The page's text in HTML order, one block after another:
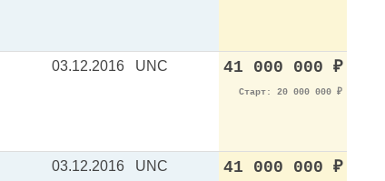
03.12.2016 UNC 41 000 000 ₽
Старт: 20 000 000 ₽
03.12.2016 UNC 41 000 000 ₽